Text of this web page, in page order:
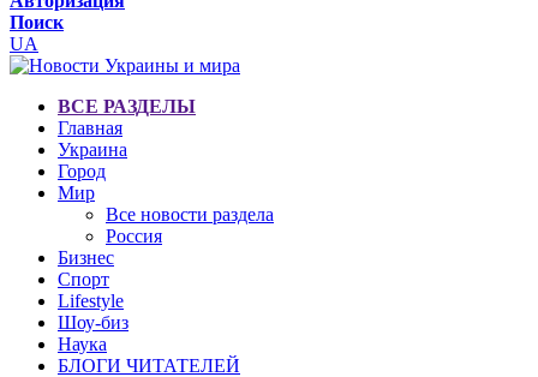
Поиск
UA
ВСЕ РАЗДЕЛЫ
Главная
Украина
Город
Мир
Все новости раздела
Россия
Бизнес
Спорт
Lifestyle
Шоу-биз
Наука
БЛОГИ ЧИТАТЕЛЕЙ